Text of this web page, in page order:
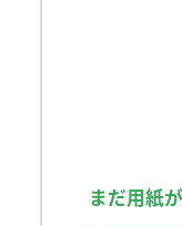
まだ用紙